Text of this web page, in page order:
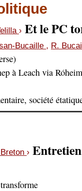
› Et le PC
Bucaille , R.
à Leach via
société
›